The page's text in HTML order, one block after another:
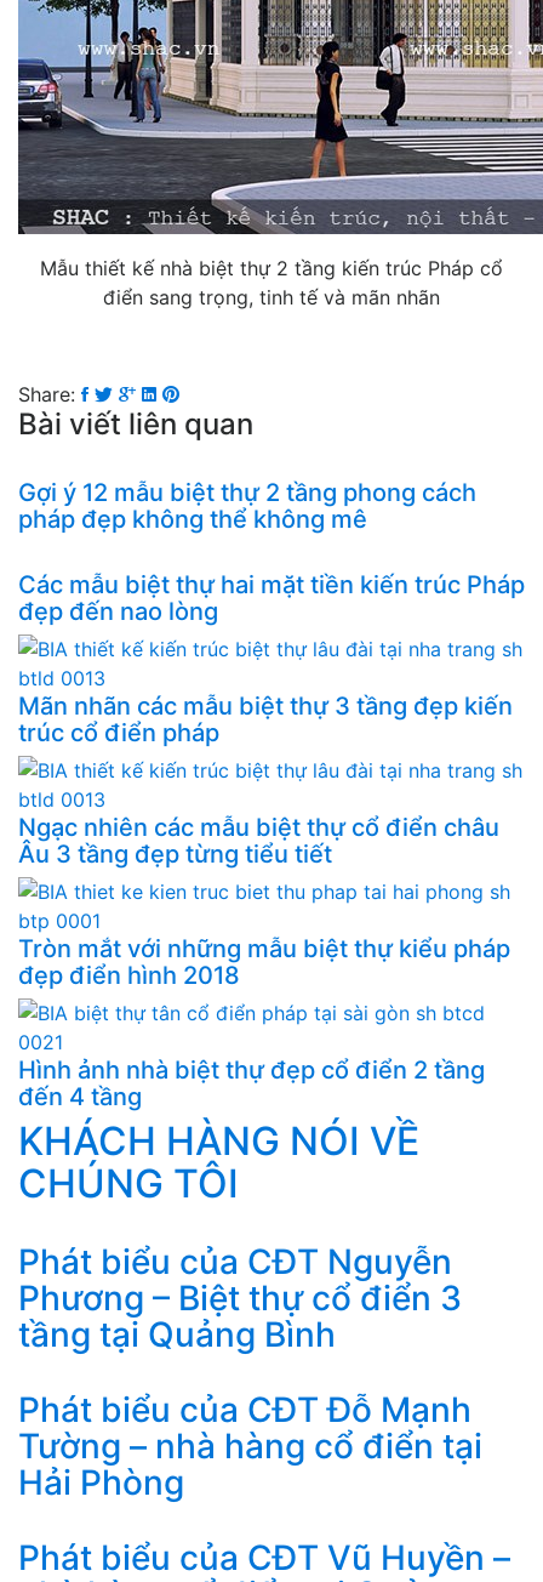
Mẫu thiết kế nhà biệt thự 2 tầng kiến trúc Pháp cổ
điển sang trọng, tinh tế và mãn nhãn
Share:
Bài viết liên quan
Gợi ý 12 mẫu biệt thự 2 tầng phong cách
pháp đẹp không thể không mê
Các mẫu biệt thự hai mặt tiền kiến trúc Pháp
đẹp đến nao lòng
Mãn nhãn các mẫu biệt thự 3 tầng đẹp kiến
trúc cổ điển pháp
Ngạc nhiên các mẫu biệt thự cổ điển châu
Âu 3 tầng đẹp từng tiểu tiết
Tròn mắt với những mẫu biệt thự kiểu pháp
đẹp điển hình 2018
Hình ảnh nhà biệt thự đẹp cổ điển 2 tầng
đến 4 tầng
KHÁCH HÀNG NÓI VỀ
CHÚNG TÔI
Phát biểu của CĐT Nguyễn
Phương – Biệt thự cổ điển 3
tầng tại Quảng Bình
Phát biểu của CĐT Đỗ Mạnh
Tường – nhà hàng cổ điển tại
Hải Phòng
Phát biểu của CĐT Vũ Huyền –